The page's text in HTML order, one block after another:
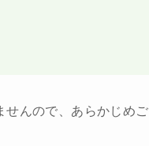
んので、あらかじめご